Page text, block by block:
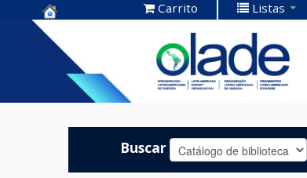
Centro de
Documentación
OLADE -
Carrito Listas
Buscar